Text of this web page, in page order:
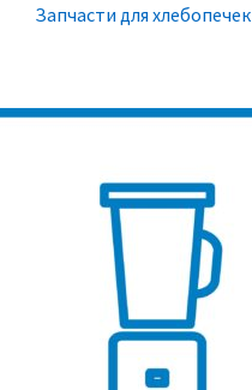
Запчасти для хлебопечек